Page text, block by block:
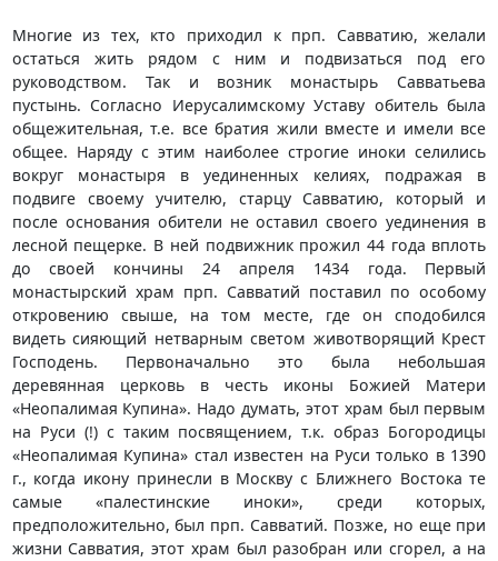
Многие из тех, кто приходил к прп. Савватию, желали
остаться жить рядом с ним и подвизаться под его
руководством. Так и возник монастырь Савватьева
пустынь. Согласно Иерусалимскому Уставу обитель была
общежительная, т.е. все братия жили вместе и имели все
общее. Наряду с этим наиболее строгие иноки селились
вокруг монастыря в уединенных келиях, подражая в
подвиге своему учителю, старцу Савватию, который и
после основания обители не оставил своего уединения в
лесной пещерке. В ней подвижник прожил 44 года вплоть
до своей кончины 24 апреля 1434 года. Первый
монастырский храм прп. Савватий поставил по особому
откровению свыше, на том месте, где он сподобился
видеть сияющий нетварным светом животворящий Крест
Господень. Первоначально это была небольшая
деревянная церковь в честь иконы Божией Матери
«Неопалимая Купина». Надо думать, этот храм был первым
на Руси (!) с таким посвящением, т.к. образ Богородицы
«Неопалимая Купина» стал известен на Руси только в 1390
г., когда икону принесли в Москву с Ближнего Востока те
самые «палестинские иноки», среди которых,
предположительно, был прп. Савватий. Позже, но еще при
жизни Савватия, этот храм был разобран или сгорел, а на